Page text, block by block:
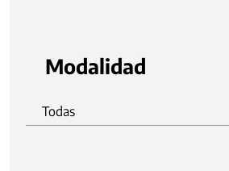
Modalidad
Todas